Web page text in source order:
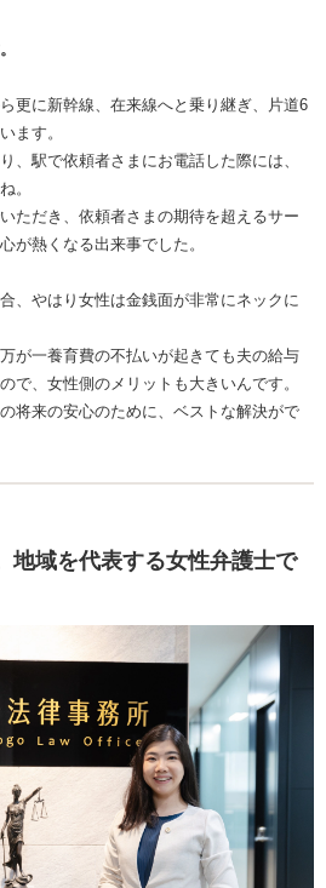
更に新幹線、在来線へと乗り継ぎ、片道6
ます。
、駅で依頼者さまにお電話した際には、
。
ただき、依頼者さまの期待を超えるサー
が熱くなる出来事でした。
、やはり女性は金銭面が非常にネックに
が一養育費の不払いが起きても夫の給与
で、女性側のメリットも大きいんです。
将来の安心のために、ベストな解決がで
地域を代表する女性弁護士で